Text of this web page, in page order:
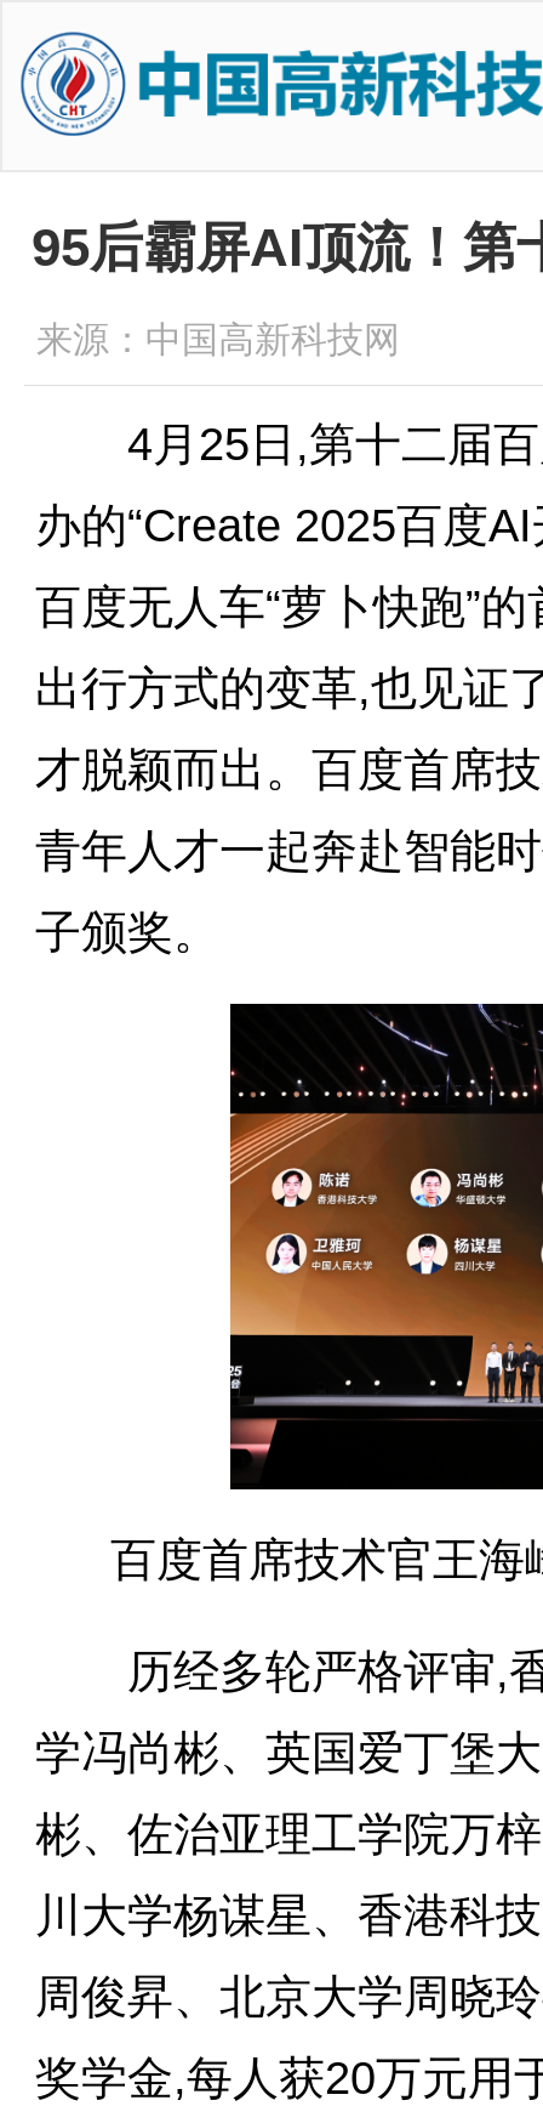
95后霸屏AI顶流！第
来源：中国高新科技网
4月25日,第十二届百
办的“Create 2025百度
百度无人车“萝卜快跑”
出行方式的变革,也见证
才脱颖而出。百度首席
青年人才一起奔赴智能
子颁奖。
百度首席技术官王
历经多轮严格评审,香
学冯尚彬、英国爱丁堡
彬、佐治亚理工学院万
川大学杨谋星、香港科
周俊昇、北京大学周晓
奖学金,每人获20万元用